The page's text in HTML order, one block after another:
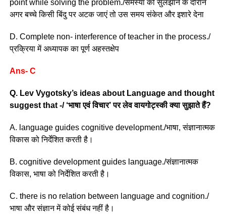
point while solving the problem./समस्या को सुलझाने के दौरान
अगर बच्चे किसी बिंदु पर अटक जाएं तो उस समय संकेत और इशारे देना
D. Complete non- interference of teacher in the process./
प्रक्रिया में अध्यापक का पूर्ण अहस्तक्षेप
Ans- C
Q. Lev Vygotsky’s ideas about Language and thought
suggest that -/ ‘भाषा एवं विचार’ पर लेव वायगोट्स्की क्या सुझाते हैं?
A. language guides cognitive development./भाषा, संज्ञानात्मक
विकास को निर्देशित करती है।
B. cognitive development guides language./संज्ञानात्मक
विकास, भाषा को निर्देशित करती है।
C. there is no relation between language and cognition./
भाषा और संज्ञान में कोई संबंध नहीं है।